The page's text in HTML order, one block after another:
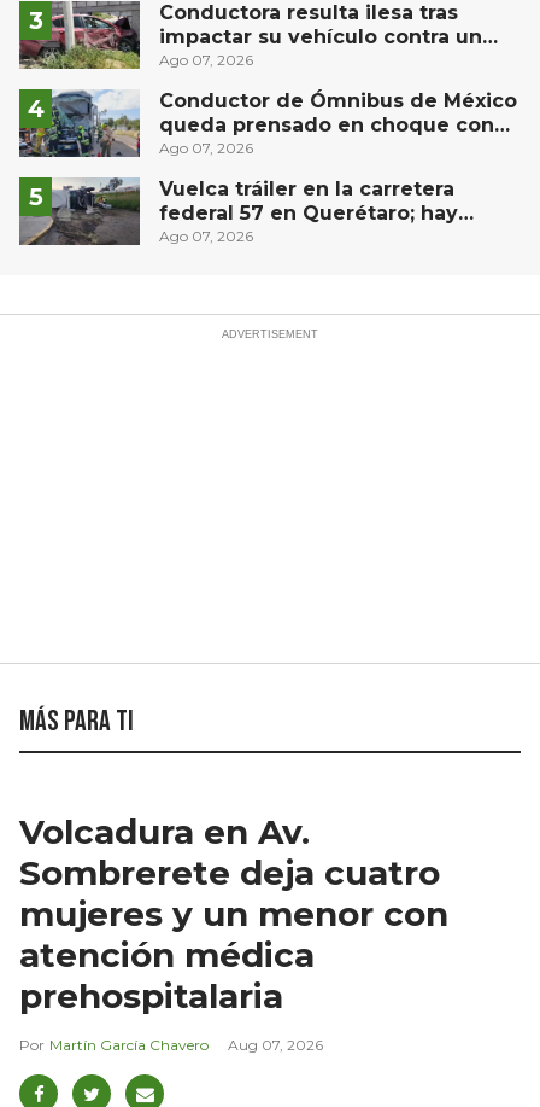
Conductora resulta ilesa tras
impactar su vehículo contra un
muro en Huimilpan
Ago 07, 2026
Conductor de Ómnibus de México
queda prensado en choque con
materialista en San Juan del Río
Ago 07, 2026
Vuelca tráiler en la carretera
federal 57 en Querétaro; hay
derrame de combustible
Ago 07, 2026
Más para ti
Volcadura en Av.
Sombrerete deja cuatro
mujeres y un menor con
atención médica
prehospitalaria
Martín García Chavero Aug 07, 2026